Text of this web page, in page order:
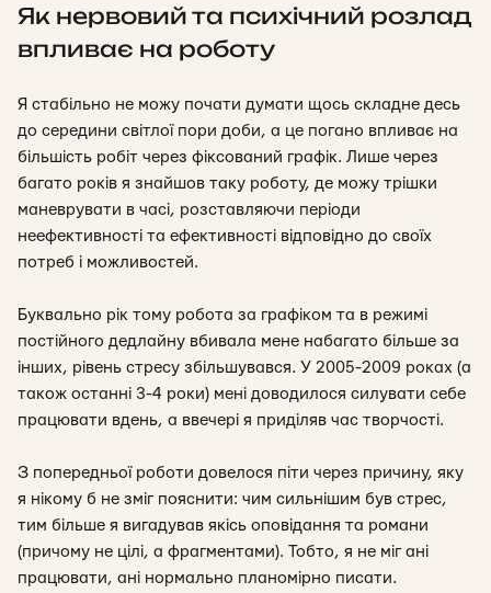
Як нервовий та психічний розлад
впливає на роботу
Я стабільно не можу почати думати щось складне десь
до середини світлої пори доби, а це погано впливає на
більшість робіт через фіксований графік. Лише через
багато років я знайшов таку роботу, де можу трішки
маневрувати в часі, розставляючи періоди
неефективності та ефективності відповідно до своїх
потреб і можливостей.
Буквально рік тому робота за графіком та в режимі
постійного дедлайну вбивала мене набагато більше за
інших, рівень стресу збільшувався. У 2005-2009 роках (а
також останні 3-4 роки) мені доводилося силувати себе
працювати вдень, а ввечері я приділяв час творчості.
З попередньої роботи довелося піти через причину, яку
я нікому б не зміг пояснити: чим сильнішим був стрес,
тим більше я вигадував якісь оповідання та романи
(причому не цілі, а фрагментами). Тобто, я не міг ані
працювати, ані нормально планомірно писати.